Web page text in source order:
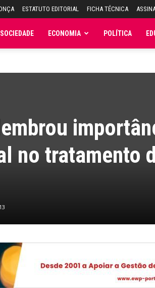
ESTATUTO EDITORIAL FICHA TÉCNICA
SOCIEDADE ECONOMIA POLÍTICA
no tratamento
13